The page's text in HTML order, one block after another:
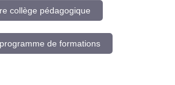
collège pédagogique
de formations